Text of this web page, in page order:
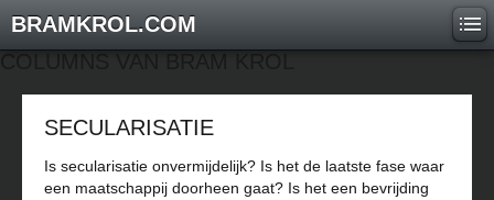
BRAMKROL.COM
SECULARISATIE
Is secularisatie onvermijdelijk? Is het de laatste fase waar
een maatschappij doorheen gaat? Is het een bevrijding